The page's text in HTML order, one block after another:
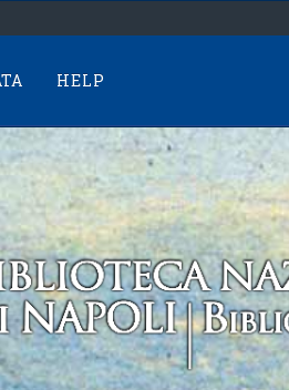
HELP